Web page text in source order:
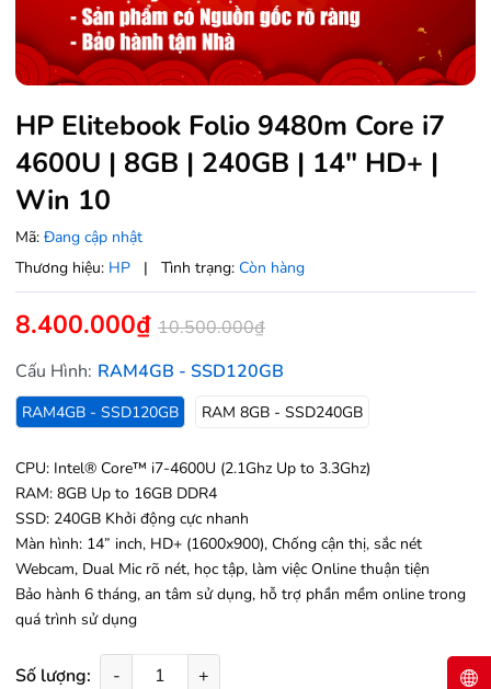
HP Elitebook Folio 9480m Core i7
4600U | 8GB | 240GB | 14" HD+ |
Win 10
Mã: Đang cập nhật
Thương hiệu: HP | Tình trạng: Còn hàng
8.400.000₫ 10.500.000₫
Cấu Hình: RAM4GB - SSD120GB
RAM4GB - SSD120GB RAM 8GB - SSD240GB
CPU: Intel® Core™ i7-4600U (2.1Ghz Up to 3.3Ghz)
RAM: 8GB Up to 16GB DDR4
SSD: 240GB Khởi động cực nhanh
Màn hình: 14” inch, HD+ (1600x900), Chống cận thị, sắc nét
Webcam, Dual Mic rõ nét, học tập, làm việc Online thuận tiện
Bảo hành 6 tháng, an tâm sử dụng, hỗ trợ phần mềm online trong
quá trình sử dụng
Số lượng: - +